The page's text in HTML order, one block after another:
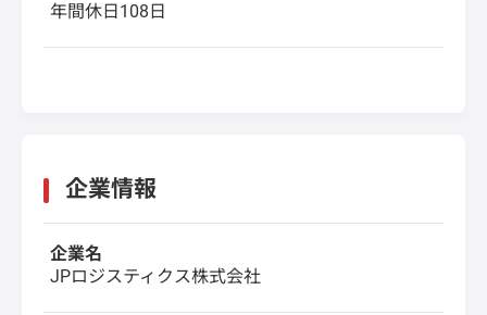
年間休日108日
企業情報
企業名
JPロジスティクス株式会社